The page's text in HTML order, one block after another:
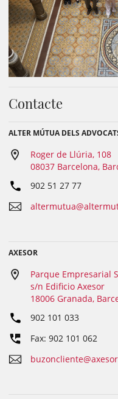
Contacte
ALTER MÚTUA DELS
Roger de Llúria, 108
08037 Barcelona,
902 51 27 77
AXESOR
Parque Empresarial
s/n Edificio Axesor
18006 Granada,
902 101 033
Fax: 902 101 062